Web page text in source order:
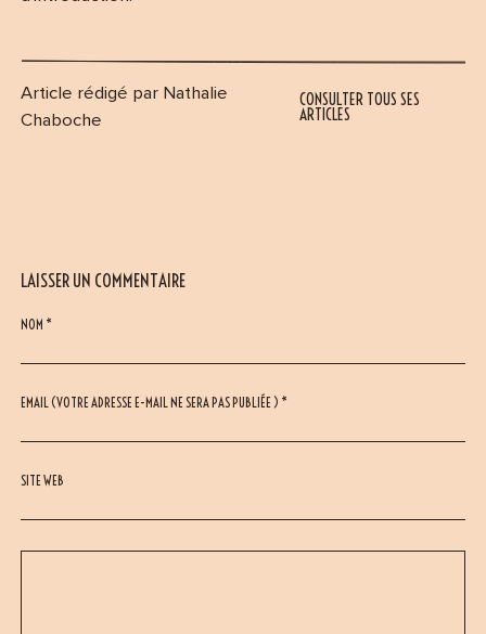
Article rédigé par Nathalie
Chaboche
CONSULTER TOUS SES
ARTICLES
LAISSER UN COMMENTAIRE
NOM *
EMAIL (VOTRE ADRESSE E-MAIL NE SERA PAS PUBLIÉE ) *
SITE WEB